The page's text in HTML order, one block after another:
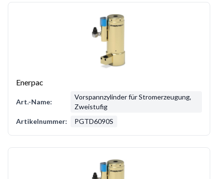
Enerpac
Art.-Name:
Vorspannzylinder für Stromerzeugung,
Zweistufig
Artikelnummer:
PGTD6090S